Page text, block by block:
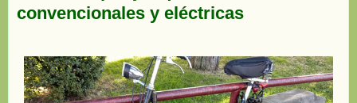
convencionales y eléctricas